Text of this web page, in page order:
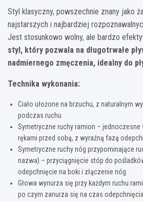
Styl klasyczny, powszechnie znany jako
najstarszych i najbardziej
Jest stosunkowo wolny, ale bardzo
styl, który pozwala na długotrwałe
nadmiernego zmęczenia, idealny do
Technika wykonania:
Ciało ułożone na brzuchu, z naturalnym
podczas ruchu
Symetryczne ruchy ramion – jednoczesne
rękami przed sobą, z wyraźną fazą
Symetryczne ruchy nóg przypominające
nazwa) – przyciągnięcie stóp do
odepchnięcie na boki i złączenie nóg
Głowa wynurza się przy każdym ruchu
po czym zanurza się na czas odepchnięcia